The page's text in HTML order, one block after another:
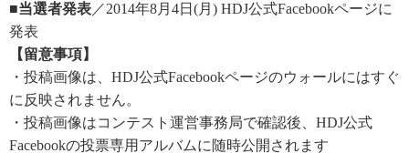
■当選者発表 ／2014年8月4日(月) HDJ公式Facebookページに
発表
【留意事項】
・投稿画像は、HDJ公式Facebookページのウォールにはすぐ
に反映されません。
・投稿画像はコンテスト運営事務局で確認後、HDJ公式
Facebookの投票専用アルバムに随時公開されます